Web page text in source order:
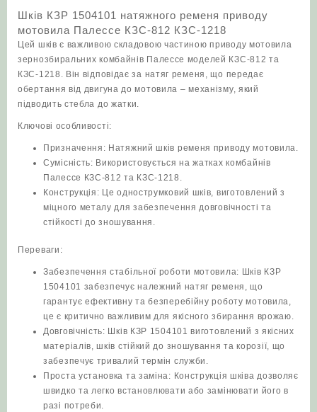
Палессе
КЗС-812
КЗС-1218
кількість
Шків КЗР 1504101 натяжного ременя приводу
мотовила Палессе КЗС-812 КЗС-1218
Цей шків є важливою складовою частиною приводу мотовила
зернозбиральних комбайнів Палессе моделей КЗС-812 та
КЗС-1218. Він відповідає за натяг ременя, що передає
обертання від двигуна до мотовила – механізму, який
підводить стебла до жатки.
Ключові особливості:
Призначення: Натяжний шків ременя приводу мотовила.
Сумісність: Використовується на жатках комбайнів
Палессе КЗС-812 та КЗС-1218.
Конструкція: Це однострумковий шків, виготовлений з
міцного металу для забезпечення довговічності та
стійкості до зношування.
Переваги:
Забезпечення стабільної роботи мотовила: Шків КЗР
1504101 забезпечує належний натяг ременя, що
гарантує ефективну та безперебійну роботу мотовила,
це є критично важливим для якісного збирання врожаю.
Довговічність: Шків КЗР 1504101 виготовлений з якісних
матеріалів, шків стійкий до зношування та корозії, що
забезпечує тривалий термін служби.
Проста установка та заміна: Конструкція шківа дозволяє
швидко та легко встановлювати або замінювати його в
разі потреби.